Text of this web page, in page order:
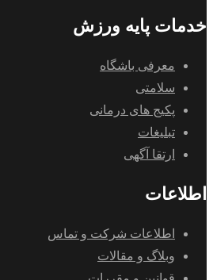
خدمات پایه ورزش
معرفی باشگاه
سلامتی
پکیج های درمانی
تبلیغات
ارتقا آگهی
اطلاعات
اطلاعات شرکت و تماس
وبلاگ و مقالات